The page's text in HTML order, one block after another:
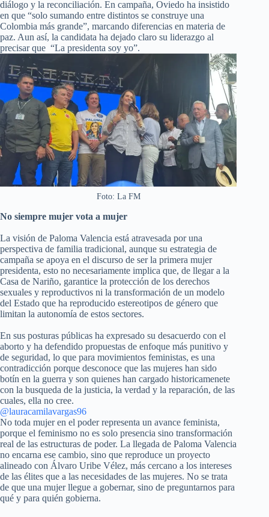
diálogo y la reconciliación. En campaña, Oviedo ha insistido
en que “solo sumando entre distintos se construye una
Colombia más grande”, marcando diferencias en materia de
paz. Aun así, la candidata ha dejado claro su liderazgo al
precisar que “La presidenta soy yo”.
Foto: La FM
No siempre mujer vota a mujer
La visión de Paloma Valencia está atravesada por una
perspectiva de familia tradicional, aunque su estrategia de
campaña se apoya en el discurso de ser la primera mujer
presidenta, esto no necesariamente implica que, de llegar a la
Casa de Nariño, garantice la protección de los derechos
sexuales y reproductivos ni la transformación de un modelo
del Estado que ha reproducido estereotipos de género que
limitan la autonomía de estos sectores.
En sus posturas públicas ha expresado su desacuerdo con el
aborto y ha defendido propuestas de enfoque más punitivo y
de seguridad, lo que para movimientos feministas, es una
contradicción porque desconoce que las mujeres han sido
botín en la guerra y son quienes han cargado historicamenete
con la busqueda de la justicia, la verdad y la reparación, de las
cuales, ella no cree.
@lauracamilavargas96
No toda mujer en el poder representa un avance feminista,
porque el feminismo no es solo presencia sino transformación
real de las estructuras de poder. La llegada de Paloma Valencia
no encarna ese cambio, sino que reproduce un proyecto
alineado con Álvaro Uribe Vélez, más cercano a los intereses
de las élites que a las necesidades de las mujeres. No se trata
de que una mujer llegue a gobernar, sino de preguntarnos para
qué y para quién gobierna.